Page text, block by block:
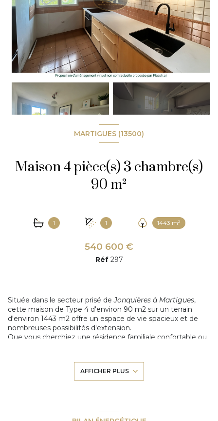
MARTIGUES (13500)
Maison 4 pièce(s) 3 chambre(s)
90 m²
1 1 1443 m²
540 600 €
Réf 297
Située dans le secteur prisé deJonquières à Martigues,
cette maison de Type 4 d'environ 90 m2 sur un terrain
d'environ 1443 m2 offre un espace de vie spacieux et de
nombreuses possibilités d'extension.
Que vous cherchiez une résidence familiale confortable ou
: Un séjour lumineux, une cuisine moderne, 3
chambres, une salle d'eau et un WC. De plus, vous pourrez
pourraient être transformées en bureaux, salle de jeux, des
AFFICHER PLUS